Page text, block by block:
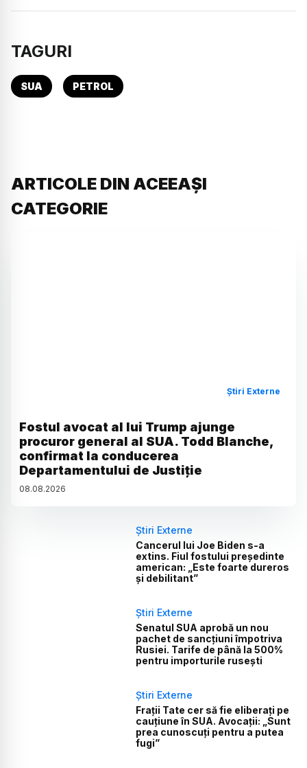
TAGURI
SUA PETROL
ARTICOLE DIN ACEEAȘI
CATEGORIE
Știri Externe
Fostul avocat al lui Trump ajunge
procuror general al SUA. Todd Blanche,
confirmat la conducerea
Departamentului de Justiție
08.08.2026
Știri Externe
Cancerul lui Joe Biden s-a
extins. Fiul fostului președinte
american: „Este foarte dureros
și debilitant”
Știri Externe
Senatul SUA aprobă un nou
pachet de sancțiuni împotriva
Rusiei. Tarife de până la 500%
pentru importurile rusești
Știri Externe
Frații Tate cer să fie eliberați pe
cauțiune în SUA. Avocații: „Sunt
prea cunoscuți pentru a putea
fugi”